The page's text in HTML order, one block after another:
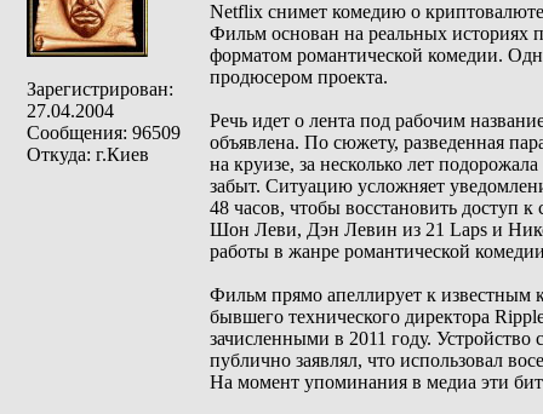
Зарегистрирован:
27.04.2004
Сообщения: 96509
Откуда: г.Киев
Netflix снимет комедию о
Фильм основан на реальных историях
форматом романтической комедии.
продюсером проекта.
Речь идет о лента под рабочим
объявлена. По сюжету, разведенная
на круизе, за несколько лет
забыт. Ситуацию усложняет
48 часов, чтобы восстановить доступ
Шон Леви, Дэн Левин из 21 Laps и
работы в жанре романтической
Фильм прямо апеллирует к известным
бывшего технического директора
зачисленными в 2011 году.
публично заявлял, что использовал
На момент упоминания в медиа эти